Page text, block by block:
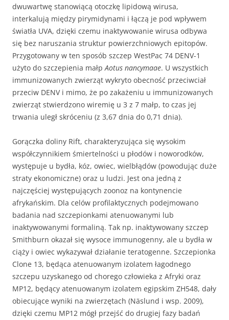
dwuwartwę stanowiącą otoczkę lipidową wirusa,
interkalują między pirymidynami i łączą je pod wpływem
światła UVA, dzięki czemu inaktywowanie wirusa odbywa
się bez naruszania struktur powierzchniowych epitopów.
Przygotowany w ten sposób szczep WestPac 74 DENV-1
użyto do szczepienia małpAotus nancymaae. U wszystkich
immunizowanych zwierząt wykryto obecność przeciwciał
przeciw DENV i mimo, że po zakażeniu u immunizowanych
zwierząt stwierdzono wiremię u 3 z 7 małp, to czas jej
trwania uległ skróceniu (z 3,67 dnia do 0,71 dnia).
Gorączka doliny Rift, charakteryzująca się wysokim
współczynnikiem śmiertelności u płodów i noworodków,
występuje u bydła, kóz, owiec, wielbłądów (powodując duże
straty ekonomiczne) oraz u ludzi. Jest ona jedną z
najczęściej występujących zoonoz na kontynencie
afrykańskim. Dla celów profilaktycznych podejmowano
badania nad szczepionkami atenuowanymi lub
inaktywowanymi formaliną. Tak np. inaktywowany szczep
Smithburn okazał się wysoce immunogenny, ale u bydła w
ciąży i owiec wykazywał działanie teratogenne. Szczepionka
Clone 13, będąca atenuowanym izolatem łagodnego
szczepu uzyskanego od chorego człowieka z Afryki oraz
MP12, będący atenuowanym izolatem egipskim ZH548, dały
obiecujące wyniki na zwierzętach (Näslund i wsp. 2009),
dzięki czemu MP12 mógł przejść do drugiej fazy badań